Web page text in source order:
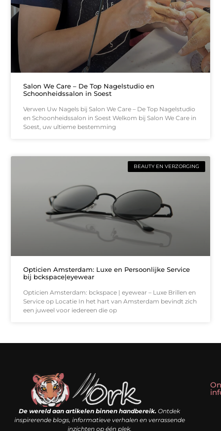
Salon We Care – De Top Nagelstudio en
Schoonheidssalon in Soest
Verwen Uw Nagels bij Salon We Care – De Top Nagelstudio
en Schoonheidssalon in Soest Welkom bij Salon We Care in
Soest, uw ultieme bestemming
BEAUTY EN VERZORGING
Opticien Amsterdam: Luxe en Persoonlijke Service
bij bckspace|eyewear
Opticien Amsterdam: bckspace | eyewear – Luxe Brillen en
Service op Locatie In het hart van Amsterdam bevindt zich
een juweel voor iedereen die op
De wereld aan artikelen binnen handbereik. Ontdek
inspirerende blogs, informatieve verhalen en verrassende
inzichten op één plek.